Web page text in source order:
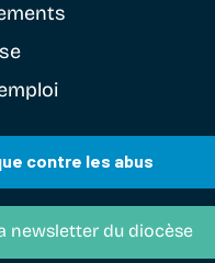
contre les abus
newsletter du diocèse